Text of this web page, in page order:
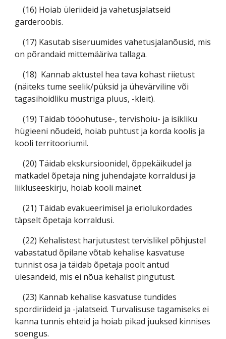
(16) Hoiab üleriideid ja vahetusjalatseid
garderoobis.
(17) Kasutab siseruumides vahetusjalanõusid, mis
on põrandaid mittemääriva tallaga.
(18) Kannab aktustel hea tava kohast riietust
(näiteks tume seelik/püksid ja ühevärviline või
tagasihoidliku mustriga pluus, -kleit).
(19) Täidab tööohutuse-, tervishoiu- ja isikliku
hügieeni nõudeid, hoiab puhtust ja korda koolis ja
kooli territooriumil.
(20) Täidab ekskursioonidel, õppekäikudel ja
matkadel õpetaja ning juhendajate korraldusi ja
liikluseeskirju, hoiab kooli mainet.
(21) Täidab evakueerimisel ja eriolukordades
täpselt õpetaja korraldusi.
(22) Kehalistest harjutustest tervislikel põhjustel
vabastatud õpilane võtab kehalise kasvatuse
tunnist osa ja täidab õpetaja poolt antud
ülesandeid, mis ei nõua kehalist pingutust.
(23) Kannab kehalise kasvatuse tundides
spordiriideid ja -jalatseid. Turvalisuse tagamiseks ei
kanna tunnis ehteid ja hoiab pikad juuksed kinnises
soengus.